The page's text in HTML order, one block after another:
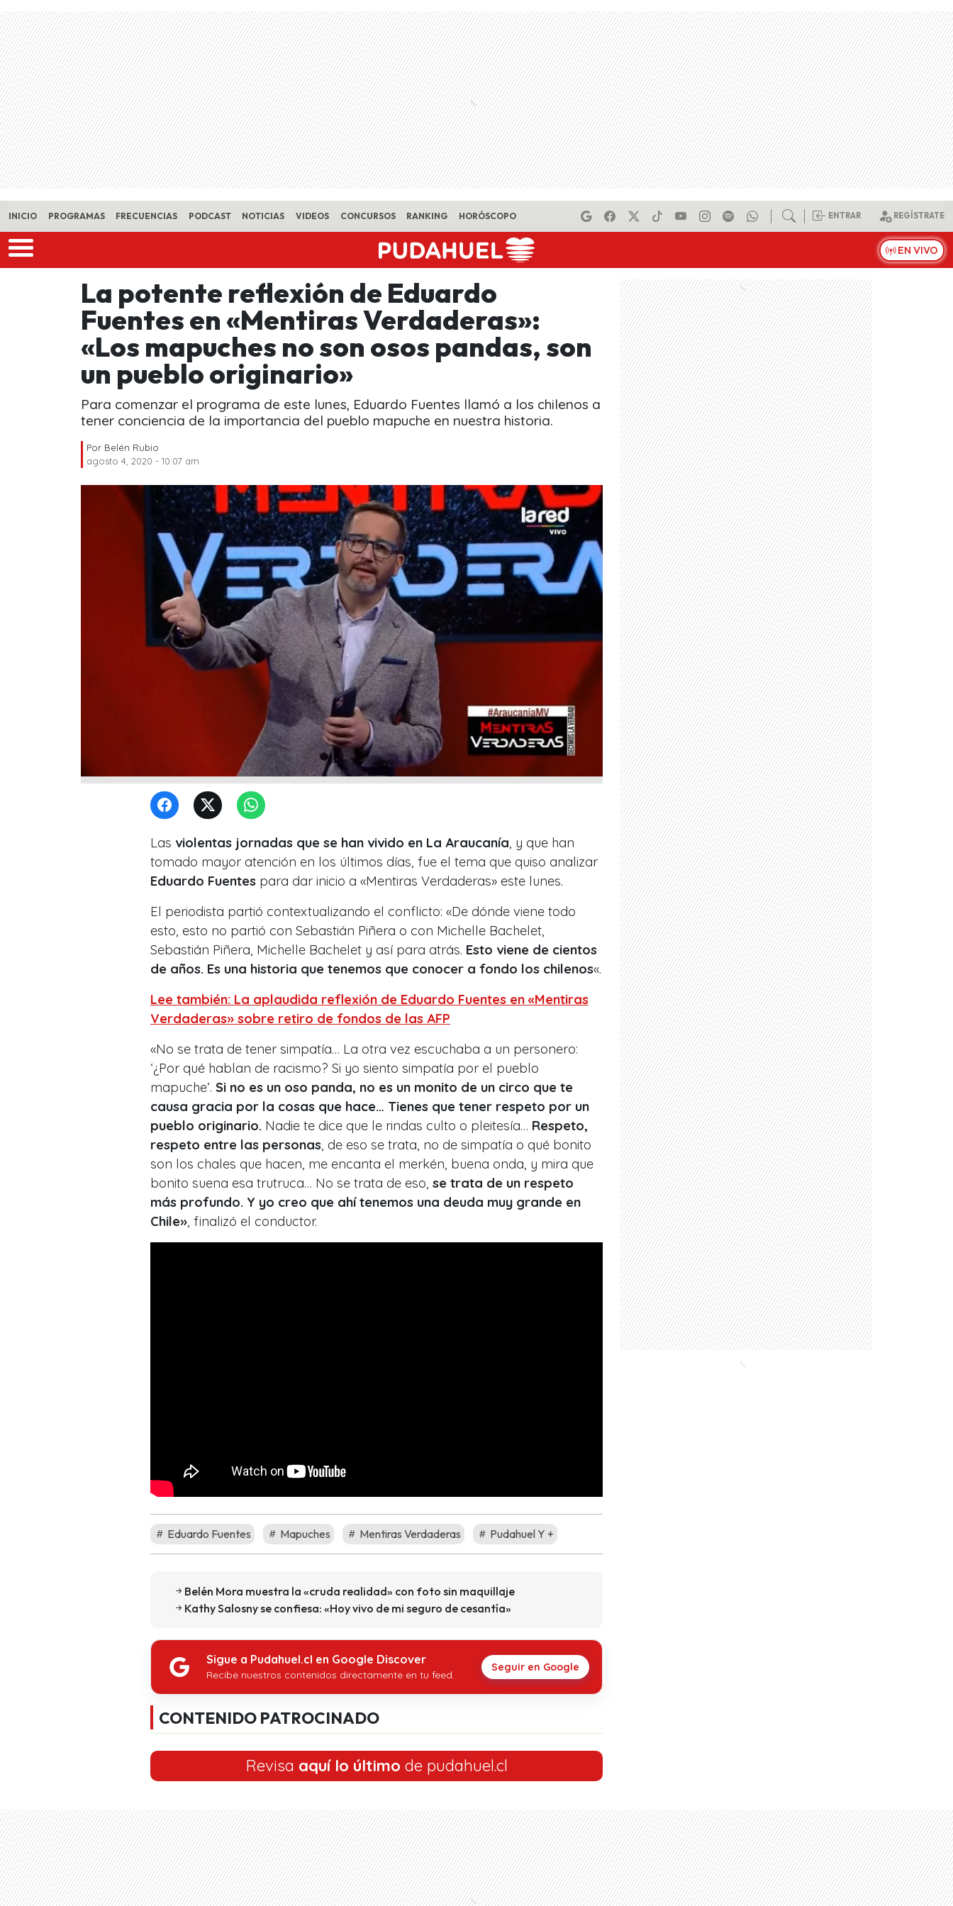
Skip to main content
INICIO PROGRAMAS FRECUENCIAS PODCAST NOTICIAS VIDEOS CONCURSOS RANKING HORÓSCOPO ENTRAR REGÍSTRATE
EN VIVO
La potente reflexión de Eduardo
Fuentes en «Mentiras Verdaderas»:
«Los mapuches no son osos pandas, son
un pueblo originario»
Para comenzar el programa de este lunes, Eduardo Fuentes llamó a los chilenos a
tener conciencia de la importancia del pueblo mapuche en nuestra historia.
Por Belén Rubio
agosto 4, 2020 - 10:07 am
Las violentas jornadas que se han vivido en La Araucanía, y que han
tomado mayor atención en los últimos días, fue el tema que quiso analizar
Eduardo Fuentes para dar inicio a «Mentiras Verdaderas» este lunes.
El periodista partió contextualizando el conflicto: «De dónde viene todo
esto, esto no partió con Sebastián Piñera o con Michelle Bachelet,
Sebastián Piñera, Michelle Bachelet y así para atrás. Esto viene de cientos
de años. Es una historia que tenemos que conocer a fondo los chilenos«.
Lee también: La aplaudida reflexión de Eduardo Fuentes en «Mentiras
Verdaderas» sobre retiro de fondos de las AFP
«No se trata de tener simpatía… La otra vez escuchaba a un personero:
‘¿Por qué hablan de racismo? Si yo siento simpatía por el pueblo
mapuche’. Si no es un oso panda, no es un monito de un circo que te
causa gracia por la cosas que hace… Tienes que tener respeto por un
pueblo originario. Nadie te dice que le rindas culto o pleitesía… Respeto,
respeto entre las personas, de eso se trata, no de simpatía o qué bonito
son los chales que hacen, me encanta el merkén, buena onda, y mira que
bonito suena esa trutruca… No se trata de eso, se trata de un respeto
más profundo. Y yo creo que ahí tenemos una deuda muy grande en
Chile», finalizó el conductor.
Eduardo Fuentes Mapuches Mentiras Verdaderas Pudahuel Y +
Belén Mora muestra la «cruda realidad» con foto sin maquillaje
Kathy Salosny se confiesa: «Hoy vivo de mi seguro de cesantía»
Sigue a Pudahuel.cl en Google Discover
Recibe nuestros contenidos directamente en tu feed.
Seguir en Google
CONTENIDO PATROCINADO
Revisa aquí lo último de pudahuel.cl